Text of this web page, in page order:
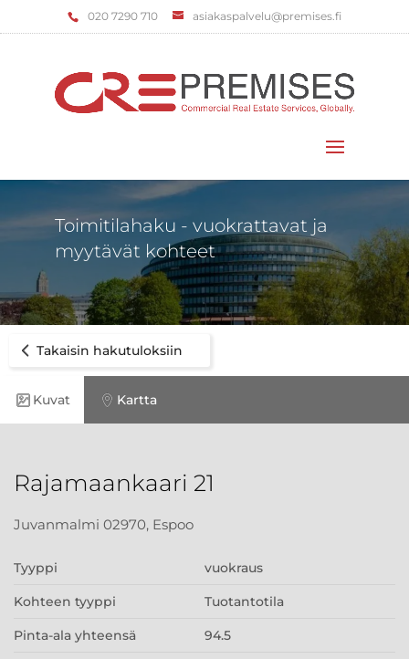
‌020 7290 710 asiakaspalvelu@premises.fi
Toimitilahaku - vuokrattavat ja
myytävät kohteet
Takaisin hakutuloksiin
Kuvat Kartta
Rajamaankaari 21
Juvanmalmi 02970, Espoo
Tyyppi vuokraus
Kohteen tyyppi Tuotantotila
Pinta-ala yhteensä 94.5